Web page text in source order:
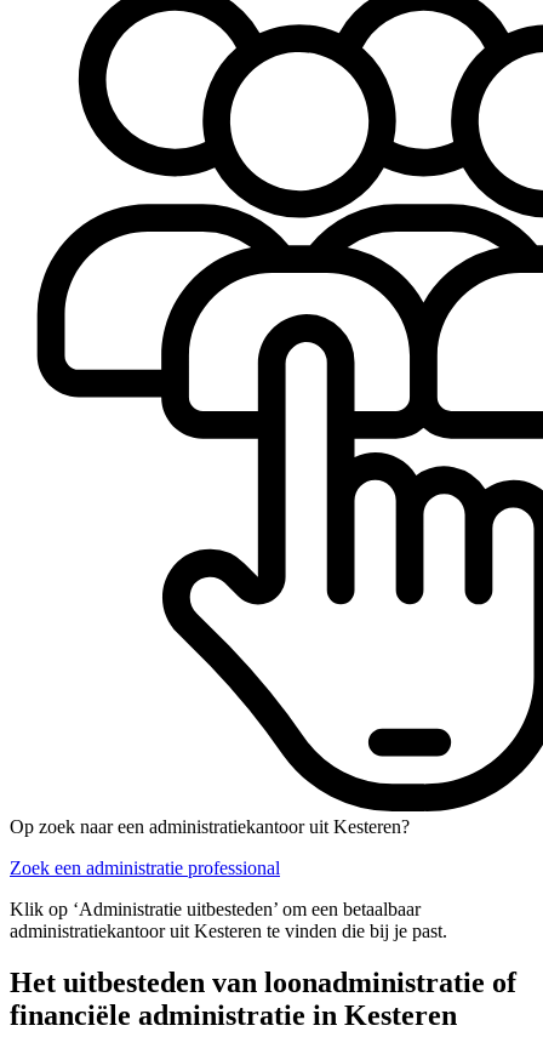
Op zoek naar een administratiekantoor uit Kesteren?
Zoek een administratie professional
Klik op ‘Administratie uitbesteden’ om een betaalbaar
administratiekantoor uit Kesteren te vinden die bij je past.
Het uitbesteden van loonadministratie of
financiële administratie in Kesteren